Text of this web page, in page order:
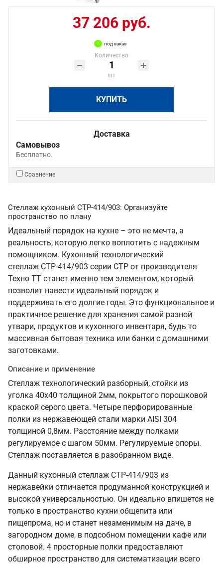
37 206 руб.
под заказ
Количество
шт
КУПИТЬ
Доставка
Самовывоз
Бесплатно.
Сравнение
Стеллаж кухонный СТР-414/903: Организуйте
пространство по плану
Идеальный порядок на кухне – это не мечта, а
реальность, которую легко воплотить с надежным
помощником. Кухонный технологический
стеллаж СТР-414/903 серии СТР от производителя
Техно ТТ станет именно тем элементом, который
позволит навести идеальный порядок и
поддерживать его долгие годы. Это функциональное и
практичное решение для хранения самой разной
утвари, продуктов и кухонного инвентаря, будь то
массивная бытовая техника или банки с домашними
заготовками.
Описание и применение
Стеллаж технологический разборный, стойки из
уголка 40х40 толщиной 2мм, покрытого порошковой
краской серого цвета. Четыре перфорированные
полки из нержавеющей стали марки AISI 304
толщиной 0,8мм. Расстояние между полками
регулируемое с шагом 50мм. Регулируемые опоры.
Стеллаж поставляется в разобранном виде.
Данный кухонный стеллаж СТР-414/903 из
нержавейки отличается продуманной конструкцией и
высокой универсальностью. Он идеально впишется не
только в пространство кухни общепита или
пищепрома, но и станет незаменимым на даче, в
загородном доме, в подсобном помещении кафе или
столовой. 4 просторные полки предоставляют
обширное пространство для систематизации всего